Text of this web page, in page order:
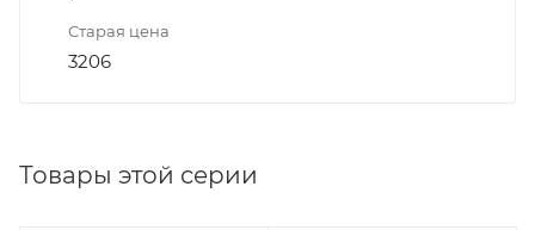
Старая цена
3206
Товары этой серии